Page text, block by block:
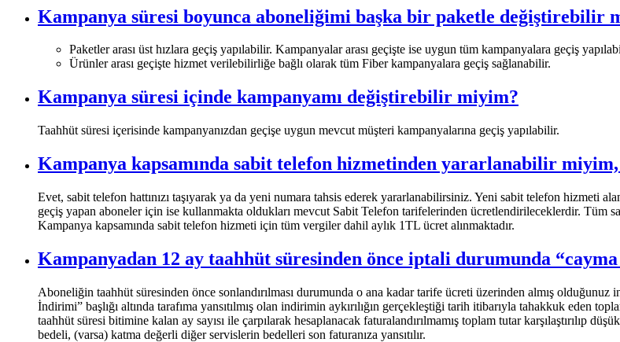
Kampanya süresi boyunca aboneliğimi başka bir paketle değiştirebilir
​Paketler arası üst hızlara geçiş yapılabilir. Kampanyalar arası geçişte ise uygun tüm kampanyalara geçiş
Ürünler arası geçişte hizmet verilebilirliğe bağlı olarak tüm Fiber kampanyalara geçiş sağlanabilir.
Kampanya süresi içinde kampanyamı değiştirebilir miyim?
​Taahhüt süresi içerisinde kampanyanızdan geçişe uygun mevcut müşteri kampanyalarına geçiş yapılabilir.
Kampanya kapsamında sabit telefon hizmetinden yararlanabilir
​Evet, sabit telefon hattınızı taşıyarak ya da yeni numara tahsis ederek yararlanabilirsiniz. Yeni sabit telefon hizmeti
geçiş yapan aboneler için ise kullanmakta oldukları mevcut Sabit Telefon tarifelerinden ücretlendirileceklerdir. Tüm
Kampanya kapsamında sabit telefon hizmeti için tüm vergiler dahil aylık 1TL ücret alınmaktadır.
Kampanyadan 12 ay taahhüt süresinden önce iptali durumunda
Aboneliğin taahhüt süresinden önce sonlandırılması durumunda o ana kadar tarife ücreti üzerinden almış
İndirimi” başlığı altında tarafıma yansıtılmış olan indirimin aykırılığın gerçekleştiği tarih itibarıyla tahakkuk eden
taahhüt süresi bitimine kalan ay sayısı ile çarpılarak hesaplanacak faturalandırılmamış toplam tutar karşılaştırılıp
bedeli, (varsa) katma değerli diğer servislerin bedelleri son faturanıza yansıtılır.